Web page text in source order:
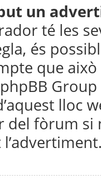
un
té les
és
que
lloc
del fòrum